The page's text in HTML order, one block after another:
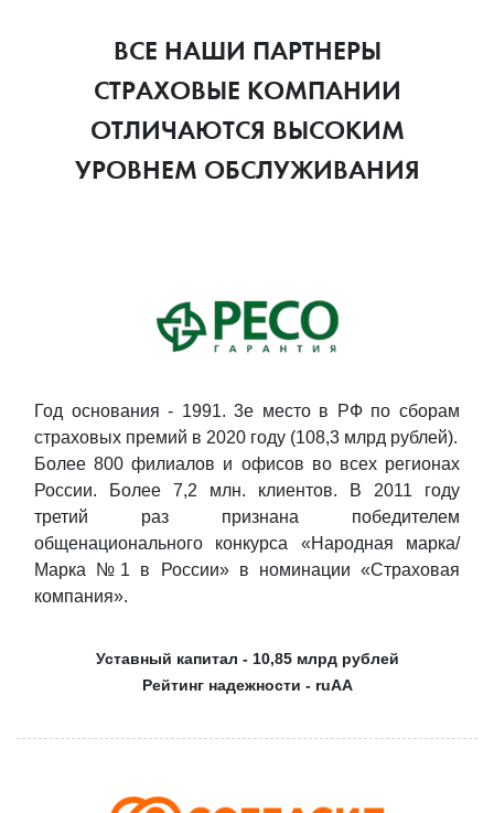
ВСЕ НАШИ ПАРТНЕРЫ
СТРАХОВЫЕ КОМПАНИИ
ОТЛИЧАЮТСЯ ВЫСОКИМ
УРОВНЕМ ОБСЛУЖИВАНИЯ
Год основания - 1991. 3е место в РФ по сборам
страховых премий в 2020 году (108,3 млрд рублей).
Более 800 филиалов и офисов во всех регионах
России. Более 7,2 млн. клиентов. В 2011 году
третий раз признана победителем
общенационального конкурса «Народная марка/
Марка №1 в России» в номинации «Страховая
компания».
Уставный капитал - 10,85 млрд рублей
Рейтинг надежности - ruAA